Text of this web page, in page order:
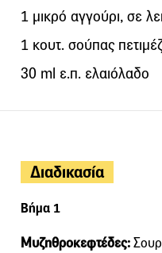
1 μικρό αγγούρι, σε
1 κουτ. σούπας
30 ml ε.π. ελαιόλαδο
Διαδικασία
Βήμα 1
Μυζηθροκεφτέδες: